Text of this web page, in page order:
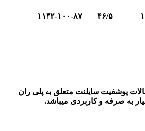
۴۶/۵ ۱۱۳۲-۱۰۰-۸۷
پوشفیت سایلنت متعلق به پلی ران
به صرفه و کاربردی میباشد.